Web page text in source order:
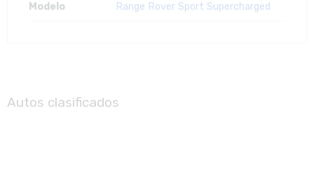
Modelo Range Rover Sport Supercharged
Autos clasificados